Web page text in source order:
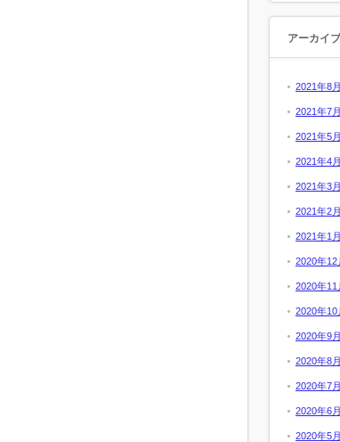
アーカイブ
2021年8月
2021年7月
2021年5月
2021年4月
2021年3月
2021年2月
2021年1月
2020年12
2020年11
2020年10
2020年9月
2020年8月
2020年7月
2020年6月
2020年5月